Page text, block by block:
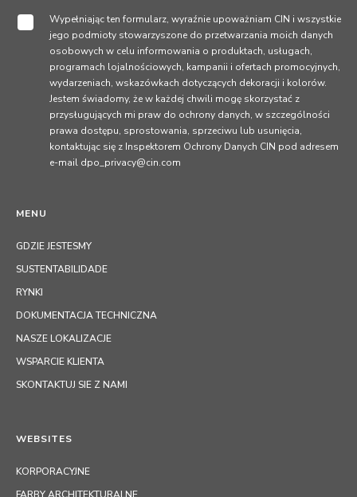
MENU
GDZIE JESTESMY
SUSTENTABILIDADE
RYNKI
DOKUMENTACJA TECHNICZNA
NASZE LOKALIZACJE
WSPARCIE KLIENTA
SKONTAKTUJ SIE Z NAMI
Wypełniając ten formularz, wyraźnie upoważniam CIN i wszystkie
jego podmioty stowarzyszone do przetwarzania moich danych
osobowych w celu informowania o produktach, usługach,
programach lojalnościowych, kampanii i ofertach promocyjnych,
wydarzeniach, wskazówkach dotyczących dekoracji i kolorów.
Jestem świadomy, że w każdej chwili mogę skorzystać z
przysługujących mi praw do ochrony danych, w szczególności
prawa dostępu, sprostowania, sprzeciwu lub usunięcia,
kontaktując się z Inspektorem Ochrony Danych CIN pod adresem
e-mail dpo_privacy@cin.com
WEBSITES
KORPORACYJNE